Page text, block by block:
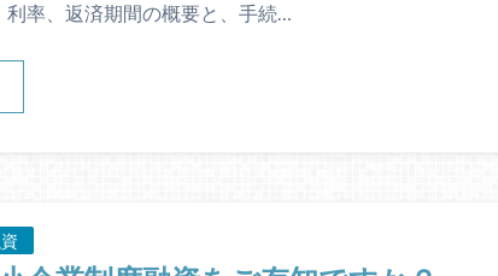
利率、返済期間の概要と、手続…